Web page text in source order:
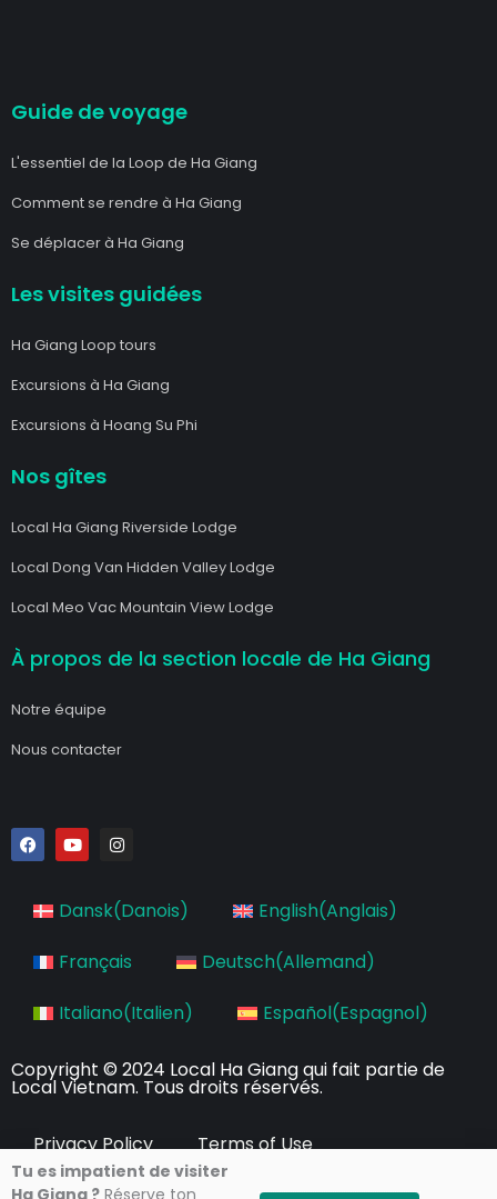
Guide de voyage
L'essentiel de la Loop de Ha Giang
Comment se rendre à Ha Giang
Se déplacer à Ha Giang
Les visites guidées
Ha Giang Loop tours
Excursions à Ha Giang
Excursions à Hoang Su Phi
Nos gîtes
Local Ha Giang Riverside Lodge
Local Dong Van Hidden Valley Lodge
Local Meo Vac Mountain View Lodge
À propos de la section locale de Ha Giang
Notre équipe
Nous contacter
F
a
c
b
o
k
Y
o
u
u
b
I
n
a
g
a
m
Dansk(Danois) English(Anglais)
Français
Deutsch(Allemand)
Italiano(Italien) Español(Espagnol)
Copyright © 2024 Local Ha Giang qui fait partie de
Local Vietnam. Tous droits réservés.
Privacy Policy Terms of Use
Tu es impatient de visiter
Ha Giang ? Réserve ton